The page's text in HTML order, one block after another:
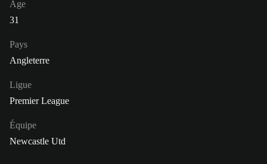
Âge
31
Pays
Angleterre
Ligue
Premier League
Équipe
Newcastle Utd